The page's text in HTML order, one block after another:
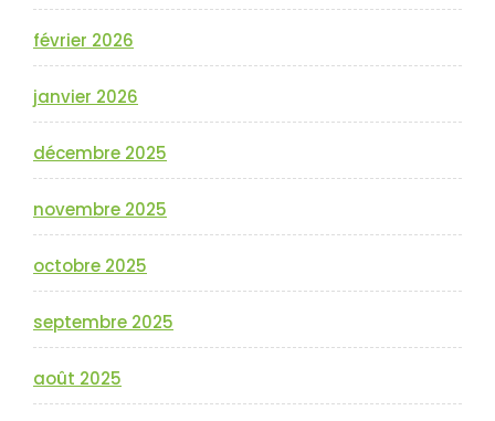
février 2026
janvier 2026
décembre 2025
novembre 2025
octobre 2025
septembre 2025
août 2025